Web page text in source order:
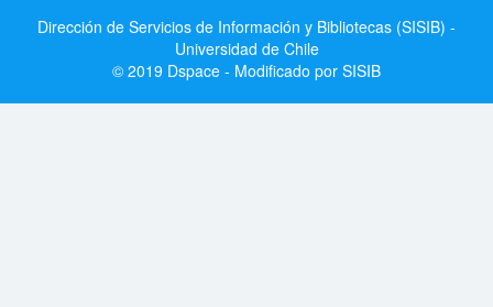
Dirección de Servicios de Información y Bibliotecas (SISIB) -
Universidad de Chile
© 2019 Dspace - Modificado por SISIB